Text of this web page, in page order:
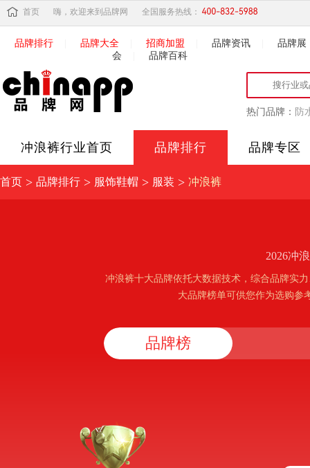
首页 嗨，欢迎来到品牌网 全国服务热线：
品牌排行 品牌大全 招商加盟 品牌资讯
品牌展
会
品牌百科
热门品牌： 防
冲浪裤行业首页 品牌排行 品牌专区
首页 > 品牌排行 > 服饰鞋帽 > 服装 > 冲浪裤
2026冲
冲浪裤十大品牌依托大数据技术，综合品牌实
大品牌榜单可供您作为选购参
品牌榜